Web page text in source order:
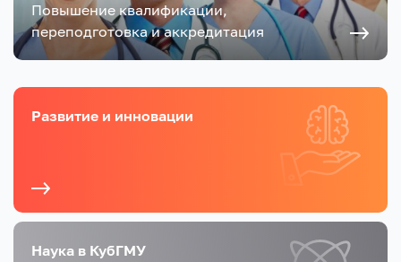
Повышение квалификации,
переподготовка и аккредитация
Развитие и инновации
Наука в КубГМУ